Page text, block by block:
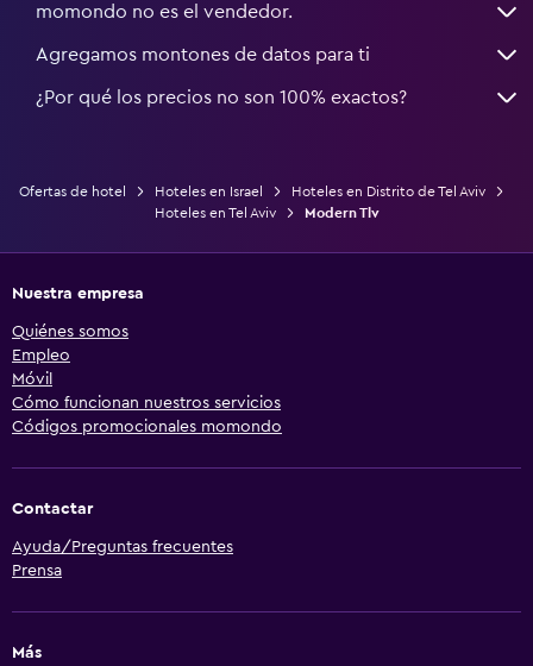
momondo no es el vendedor.
Agregamos montones de datos para ti
¿Por qué los precios no son 100% exactos?
Ofertas de hotel Hoteles en Israel
Hoteles en Distrito de Tel Aviv
Hoteles en Tel Aviv
Modern Tlv
Nuestra empresa
Quiénes somos
Empleo
Móvil
Cómo funcionan nuestros servicios
Códigos promocionales momondo
Contactar
Ayuda/Preguntas frecuentes
Prensa
Más